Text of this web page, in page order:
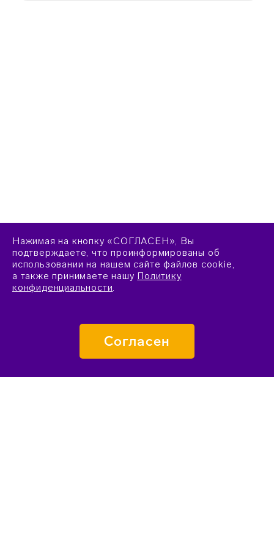
Нажимая на кнопку «СОГЛАСЕН», Вы
подтверждаете, что проинформированы об
использовании на нашем сайте файлов cookie,
а также принимаете нашу Политику
конфиденциальности.
Согласен